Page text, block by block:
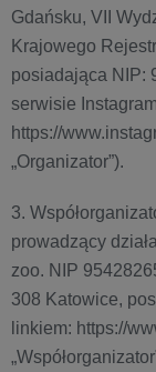
Gdańsku, VII
Krajowego
posiadająca NIP:
serwisie
https://
„Organizator”).
3.
prowadzący
zoo. NIP
308 Katowice,
linkiem: https://